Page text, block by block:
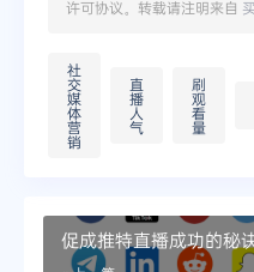
许可协议。转载请注明来自
社
交
媒
体
营
销
直
播
人
气
刷
观
看
量
促成推特直播成功的秘